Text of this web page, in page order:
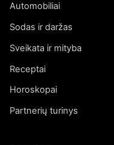
Automobiliai
Sodas ir daržas
Sveikata ir mityba
Receptai
Horoskopai
Partnerių turinys